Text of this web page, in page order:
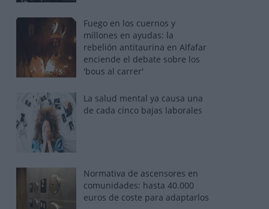
Fuego en los cuernos y
millones en ayudas: la
rebelión antitaurina en Alfafar
enciende el debate sobre los
'bous al carrer'
La salud mental ya causa una
de cada cinco bajas laborales
Normativa de ascensores en
comunidades: hasta 40.000
euros de coste para adaptarlos